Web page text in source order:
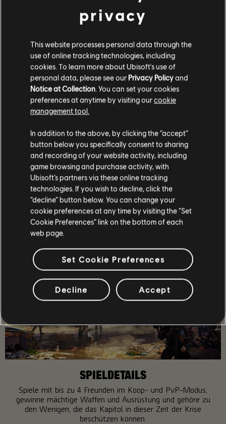
ENDSPIEL
Die Rettung von D.C. ist erst der Anfang. Neue
Spezialisierungen, Spielmodi und vieles mehr halten Division-
Agents auch über Stufe 30 hinaus in Atem.
MEHR
SPIELDETAILS
Spiele mit bis zu 4 Freunden im Koop- und PvP-Modus,
gewinne mächtige Waffen und Ausrüstung und gehöre zu
den Wenigen, die das Kapitol in dieser Zeit der Krise
beschützen können.
privacy
This website processes personal data through the
use of online tracking technologies, including
cookies. To learn more about Ubisoft's use of
personal data, please see our Privacy Policyand
Notice at Collection. You can set your cookies
preferences at anytime by visiting ourcookie
management tool.
In addition to the above, by clicking the “accept”
button below you specifically consent to sharing
and recording of your website activity, including
game browsing and purchase activity, with
Ubisoft’s partners via these online tracking
technologies. If you wish to decline, click the
“decline” button below. You can change your
cookie preferences at any time by visiting the “Set
Cookie Preferences” link on the bottom of each
web page.
Set Cookie Preferences
Decline Accept